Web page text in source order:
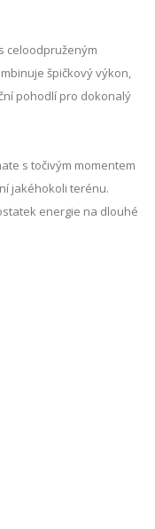
celoodpruženým
špičkový výkon,
pohodlí pro dokonalý
s točivým momentem
jakéhokoli terénu.
energie na dlouhé